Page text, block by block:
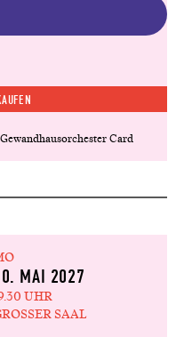
Card
MAI 2027
UHR
SAAL